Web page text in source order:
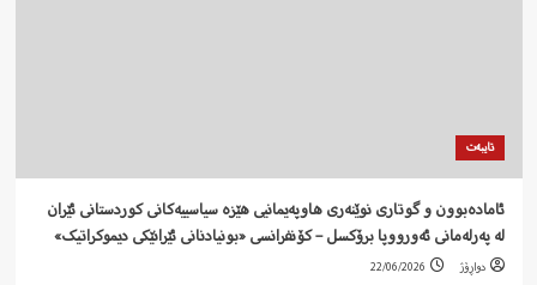
تایبەت
ئامادەبوون و گوتاری نوێنەری هاوپەیمانیی هێزە سیاسییەکانی کوردستانی ئێران
لە پەرلەمانی ئەورووپا برۆکسل – کۆنفرانسی «بونیادنانی ئێرانێکی دیموکراتیک»
دواڕۆژ 22/06/2026